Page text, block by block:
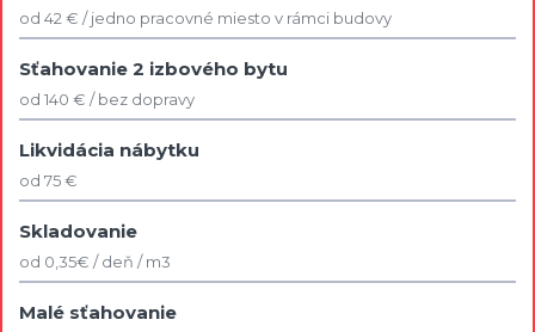
od 42 € / jedno pracovné miesto v rámci budovy
Sťahovanie 2 izbového bytu
od 140 € / bez dopravy
Likvidácia nábytku
od 75 €
Skladovanie
od 0,35€ / deň / m3
Malé sťahovanie